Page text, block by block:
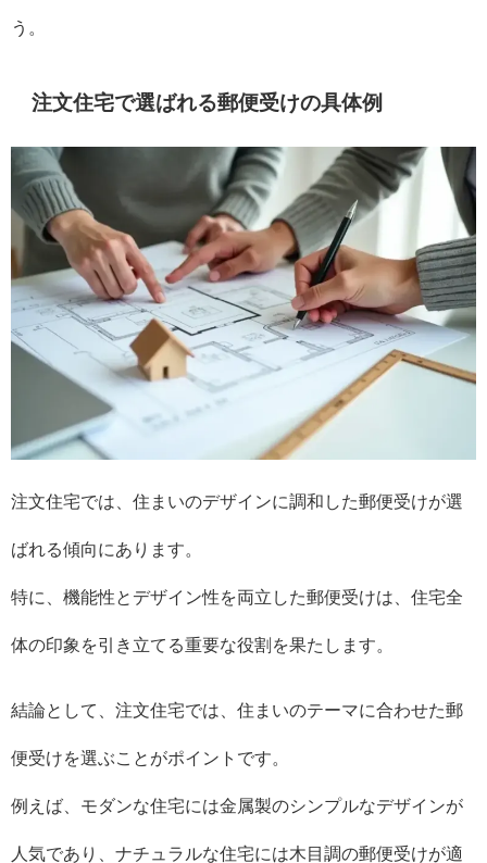
う。
注文住宅で選ばれる郵便受けの具体例
注文住宅では、住まいのデザインに調和した郵便受けが選
ばれる傾向にあります。
特に、機能性とデザイン性を両立した郵便受けは、住宅全
体の印象を引き立てる重要な役割を果たします。
結論として、注文住宅では、住まいのテーマに合わせた郵
便受けを選ぶことがポイントです。
例えば、モダンな住宅には金属製のシンプルなデザインが
人気であり、ナチュラルな住宅には木目調の郵便受けが適